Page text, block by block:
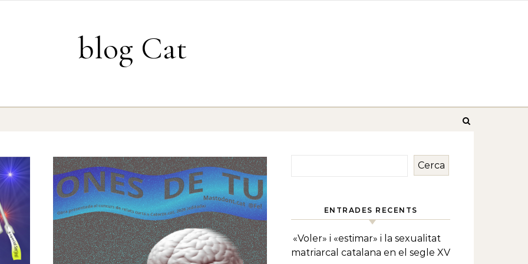
blog Cat
Cerca
ENTRADES RECENTS
«Voler» i «estimar» i la sexualitat
matriarcal catalana en el segle XV